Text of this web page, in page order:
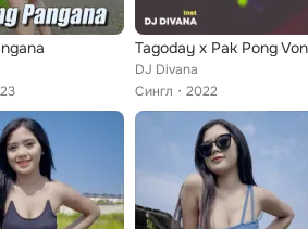
DJ Divana
Сингл
2022